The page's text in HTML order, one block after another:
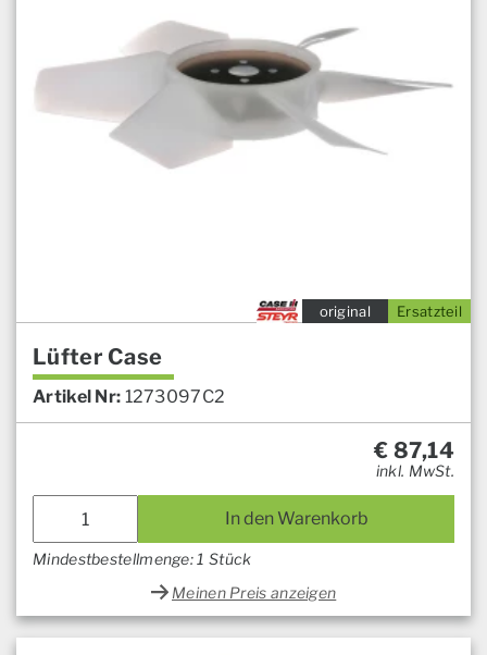
Ersatzteil
original
Lüfter Case
Artikel Nr: 1273097C2
€ 87,14
inkl. MwSt.
In den Warenkorb
Mindestbestellmenge: 1 Stück
Meinen Preis anzeigen